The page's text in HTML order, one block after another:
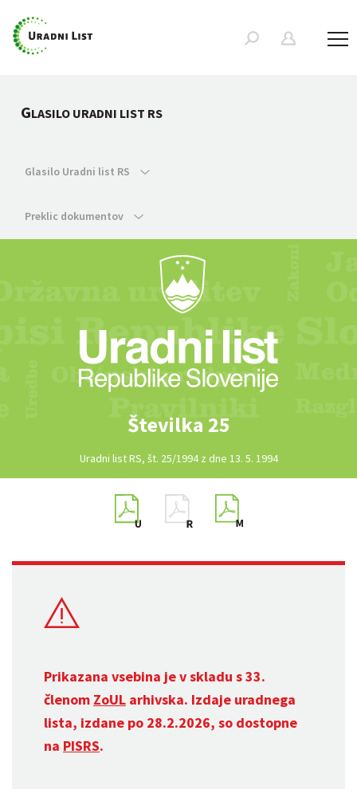
GLASILO URADNI LIST RS
Glasilo Uradni list RS
Preklic dokumentov
Številka 25
Uradni list RS, št. 25/1994 z dne 13. 5. 1994
Prikazana vsebina je v skladu s 33.
členom ZoUL arhivska. Izdaje uradnega
lista, izdane po 28.2.2026, so dostopne
na PISRS.